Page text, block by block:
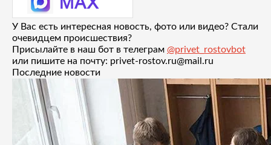
У Вас есть интересная новость, фото или видео? Стали
очевидцем происшествия?
Присылайте в наш бот в телеграм @privet_rostovbot
или пишите на почту: privet-rostov.ru@mail.ru
Последние новости